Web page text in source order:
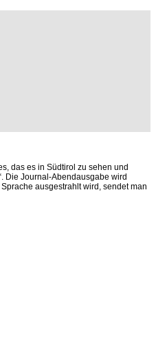
das es in Südtirol zu sehen und
Die Journal-Abendausgabe wird
ausgestrahlt wird, sendet man